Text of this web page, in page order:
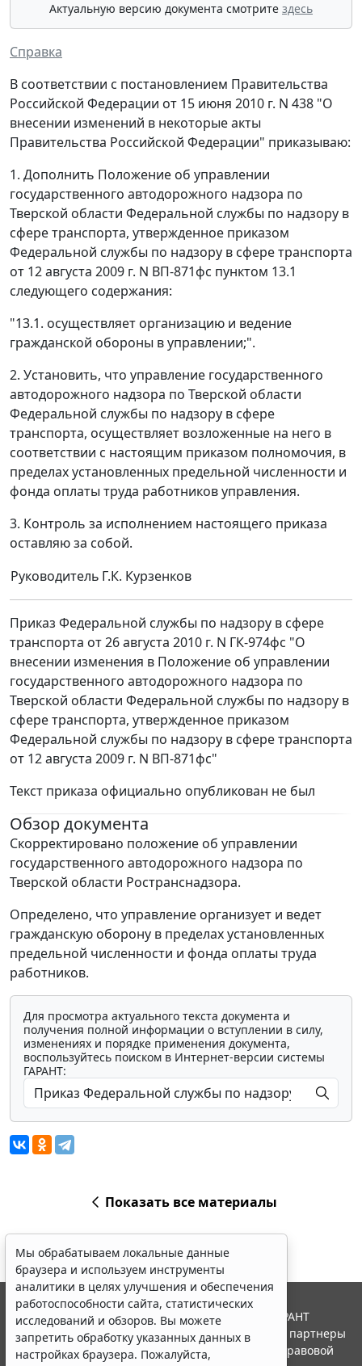
Актуальную версию документа смотрите здесь
Справка
В соответствии с постановлением Правительства
Российской Федерации от 15 июня 2010 г. N 438 "О
внесении изменений в некоторые акты
Правительства Российской Федерации" приказываю:
1. Дополнить Положение об управлении
государственного автодорожного надзора по
Тверской области Федеральной службы по надзору в
сфере транспорта, утвержденное приказом
Федеральной службы по надзору в сфере транспорта
от 12 августа 2009 г. N ВП-871фс пунктом 13.1
следующего содержания:
"13.1. осуществляет организацию и ведение
гражданской обороны в управлении;".
2. Установить, что управление государственного
автодорожного надзора по Тверской области
Федеральной службы по надзору в сфере
транспорта, осуществляет возложенные на него в
соответствии с настоящим приказом полномочия, в
пределах установленных предельной численности и
фонда оплаты труда работников управления.
3. Контроль за исполнением настоящего приказа
оставляю за собой.
Руководитель Г.К. Курзенков
Приказ Федеральной службы по надзору в сфере
транспорта от 26 августа 2010 г. N ГК-974фс "О
внесении изменения в Положение об управлении
государственного автодорожного надзора по
Тверской области Федеральной службы по надзору в
сфере транспорта, утвержденное приказом
Федеральной службы по надзору в сфере транспорта
от 12 августа 2009 г. N ВП-871фс"
Текст приказа официально опубликован не был
Обзор документа
Скорректировано положение об управлении
государственного автодорожного надзора по
Тверской области Ространснадзора.
Определено, что управление организует и ведет
гражданскую оборону в пределах установленных
предельной численности и фонда оплаты труда
работников.
Для просмотра актуального текста документа и
получения полной информации о вступлении в силу,
изменениях и порядке применения документа,
воспользуйтесь поиском в Интернет-версии системы
ГАРАНТ:
Показать все материалы
Мы обрабатываем локальные данные
браузера и используем инструменты
аналитики в целях улучшения и обеспечения
работоспособности сайта, статистических
исследований и обзоров. Вы можете
запретить обработку указанных данных в
настройках браузера. Пожалуйста,
© ООО "НПП "ГАРАНТ-СЕРВИС", 2026. Система ГАРАНТ
выпускается с 1990 года. Компания "Гарант" и ее партнеры
являются участниками Российской ассоциации правовой